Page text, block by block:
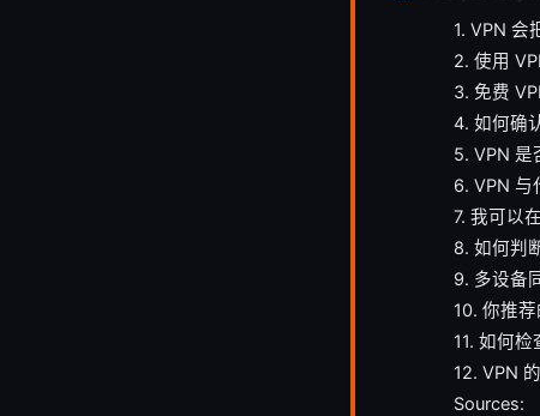
1. VPN 会
2. 使用
3. 免费
4. 如何确
5. VPN 是
6. VPN 与
7. 我可以
8. 如何判
9. 多设备
10. 你推荐
11. 如何
12. VPN
Sources: